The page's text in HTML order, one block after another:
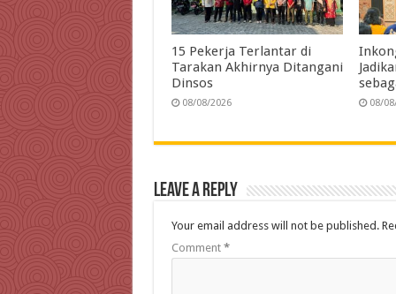
15 Pekerja Terlantar di
Tarakan Akhirnya Ditangani
Dinsos
08/08/2026 08/
Leave a Reply
Your email address will not be published.
Comment *